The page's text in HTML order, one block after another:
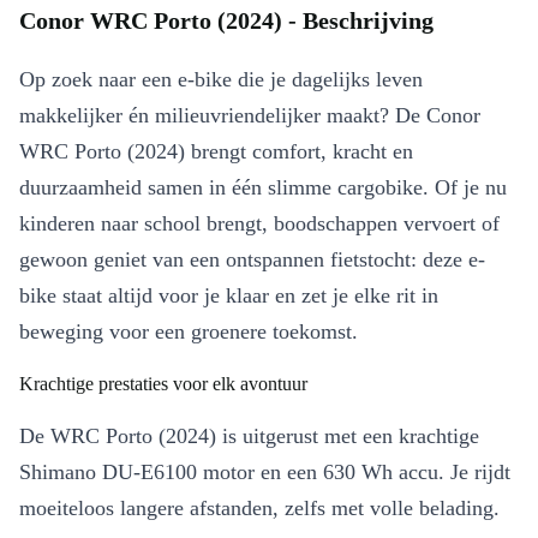
Conor WRC Porto (2024) - Beschrijving
Op zoek naar een e-bike die je dagelijks leven
makkelijker én milieuvriendelijker maakt? De Conor
WRC Porto (2024) brengt comfort, kracht en
duurzaamheid samen in één slimme cargobike. Of je nu
kinderen naar school brengt, boodschappen vervoert of
gewoon geniet van een ontspannen fietstocht: deze e-
bike staat altijd voor je klaar en zet je elke rit in
beweging voor een groenere toekomst.
Krachtige prestaties voor elk avontuur
De WRC Porto (2024) is uitgerust met een krachtige
Shimano DU-E6100 motor en een 630 Wh accu. Je rijdt
moeiteloos langere afstanden, zelfs met volle belading.